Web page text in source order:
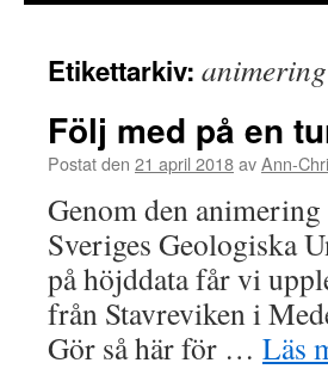
Etikettarkiv: animering
Följ med på en
Postat den 21 april 2018avAnn-
Genom den
Sveriges Geologiska
på höjddata får vi
från Stavreviken i
Gör så här för … Läs